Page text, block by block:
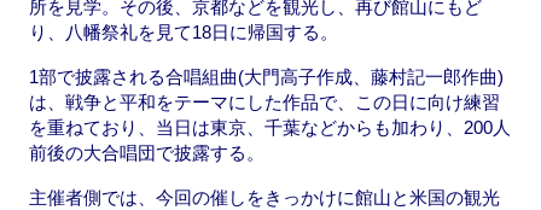
所を見学。その後、京都などを観光し、再び館山にもど
り、八幡祭礼を見て18日に帰国する。
1部で披露される合唱組曲(大門高子作成、藤村記一郎作曲)
は、戦争と平和をテーマにした作品で、この日に向け練習
を重ねており、当日は東京、千葉などからも加わり、200人
前後の大合唱団で披露する。
主催者側では、今回の催しをきっかけに館山と米国の観光